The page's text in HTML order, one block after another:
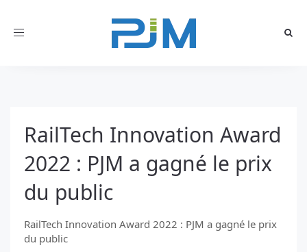
Toggle
RailTech Innovation Award
2022 : PJM a gagné le prix
du public
RailTech Innovation Award 2022 : PJM a gagné le prix
du public